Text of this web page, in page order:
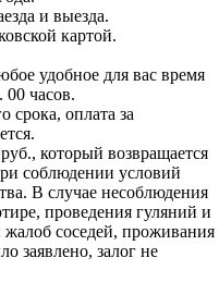
и выезда.
картой.
удобное для вас время
00 часов.
срока, оплата за
который возвращается
соблюдении условий
В случае несоблюдения
проведения гуляний и
жалоб соседей, проживания
заявлено, залог не